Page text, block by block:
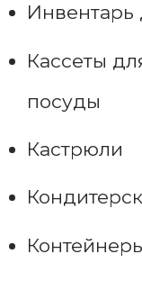
Кассеты
посуды
Кастрюли